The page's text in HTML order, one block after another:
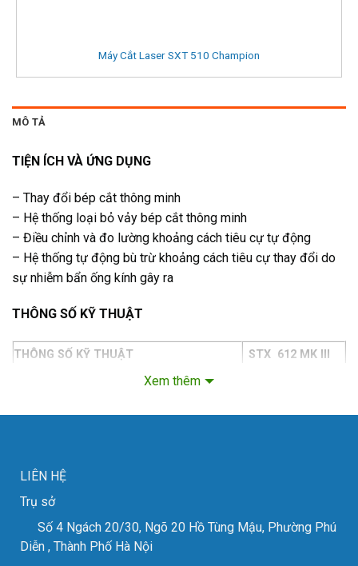
Máy Cắt Laser SXT 510 Champion
MÔ TẢ
TIỆN ÍCH VÀ ỨNG DỤNG
– Thay đổi bép cắt thông minh
– Hệ thống loại bỏ vảy bép cắt thông minh
– Điều chỉnh và đo lường khoảng cách tiêu cự tự động
– Hệ thống tự động bù trừ khoảng cách tiêu cự thay đổi do
sự nhiễm bẩn ống kính gây ra
THÔNG SỐ KỸ THUẬT
THÔNG SỐ KỸ THUẬT
STX 612 MK III
mm
Tốc độ cắt lớn nhất
Độ chính xác định vị trục X/Y
Xem thêm
LIÊN HỆ
Trụ sở
Số 4 Ngách 20/30, Ngõ 20 Hồ Tùng Mậu, Phường Phú
Diễn , Thành Phố Hà Nội